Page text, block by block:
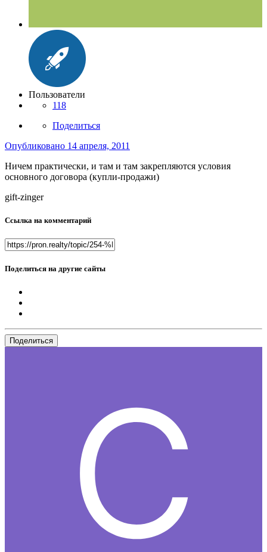
Пользователи
118
Поделиться
Опубликовано 14 апреля, 2011
Ничем практически, и там и там закрепляются условия
основного договора (купли-продажи)
gift-zinger
Ссылка на комментарий
Поделиться на другие сайты
Поделиться